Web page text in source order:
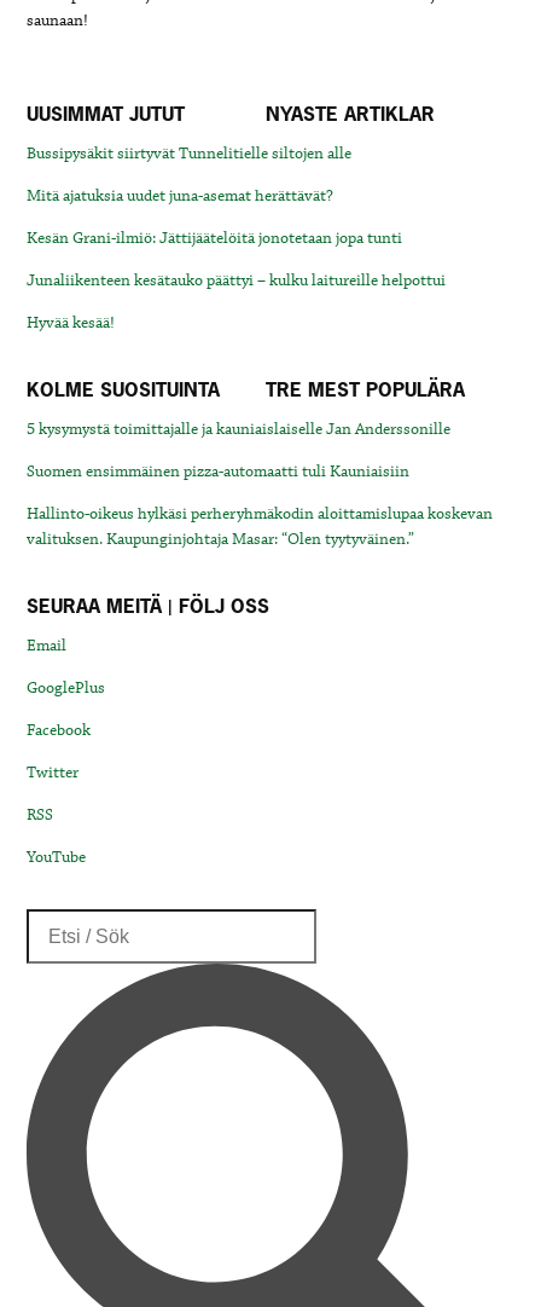
saunaan!
UUSIMMAT JUTUT NYASTE ARTIKLAR
Bussipysäkit siirtyvät Tunnelitielle siltojen alle
Mitä ajatuksia uudet juna-asemat herättävät?
Kesän Grani-ilmiö: Jättijäätelöitä jonotetaan jopa tunti
Junaliikenteen kesätauko päättyi – kulku laitureille helpottui
Hyvää kesää!
KOLME SUOSITUINTA TRE MEST POPULÄRA
5 kysymystä toimittajalle ja kauniaislaiselle Jan Anderssonille
Suomen ensimmäinen pizza-automaatti tuli Kauniaisiin
Hallinto-oikeus hylkäsi perheryhmäkodin aloittamislupaa koskevan
valituksen. Kaupunginjohtaja Masar: “Olen tyytyväinen.”
SEURAA MEITÄ | FÖLJ OSS
Email
GooglePlus
Facebook
Twitter
RSS
YouTube